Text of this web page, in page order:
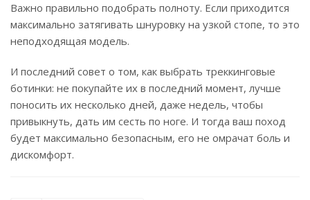
Важно правильно подобрать полноту. Если приходится
максимально затягивать шнуровку на узкой стопе, то это
неподходящая модель.
И последний совет о том, как выбрать треккинговые
ботинки: не покупайте их в последний момент, лучше
поносить их несколько дней, даже недель, чтобы
привыкнуть, дать им сесть по ноге. И тогда ваш поход
будет максимально безопасным, его не омрачат боль и
дискомфорт.